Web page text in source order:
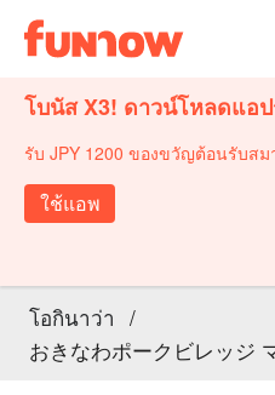
โบนัส X3! ดาวน์โหลดแอ
รับ JPY 1200 ของขวัญต้อนรับสม
ใช้แอพ
โอกินาว่า /
おきなわポークビレッジ